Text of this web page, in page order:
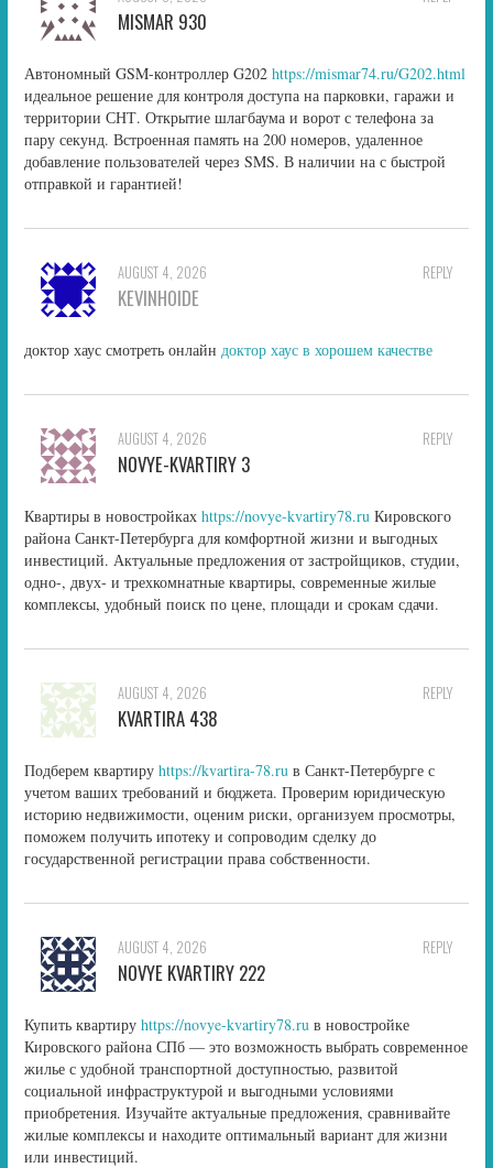
MISMAR 930
Автономный GSM-контроллер G202https://mismar74.ru/G202.html
идеальное решение для контроля доступа на парковки, гаражи и
территории СНТ. Открытие шлагбаума и ворот с телефона за
пару секунд. Встроенная память на 200 номеров, удаленное
добавление пользователей через SMS. В наличии на с быстрой
отправкой и гарантией!
REPLY
AUGUST 4, 2026
KEVINHOIDE
доктор хаус смотреть онлайндоктор хаус в хорошем качестве
REPLY
AUGUST 4, 2026
NOVYE-KVARTIRY 3
Квартиры в новостройкахhttps://novye-kvartiry78.ru Кировского
района Санкт-Петербурга для комфортной жизни и выгодных
инвестиций. Актуальные предложения от застройщиков, студии,
одно-, двух- и трехкомнатные квартиры, современные жилые
комплексы, удобный поиск по цене, площади и срокам сдачи.
REPLY
AUGUST 4, 2026
KVARTIRA 438
Подберем квартируhttps://kvartira-78.ru в Санкт-Петербурге с
учетом ваших требований и бюджета. Проверим юридическую
историю недвижимости, оценим риски, организуем просмотры,
поможем получить ипотеку и сопроводим сделку до
государственной регистрации права собственности.
REPLY
AUGUST 4, 2026
NOVYE KVARTIRY 222
Купить квартируhttps://novye-kvartiry78.ru в новостройке
Кировского района СПб — это возможность выбрать современное
жилье с удобной транспортной доступностью, развитой
социальной инфраструктурой и выгодными условиями
приобретения. Изучайте актуальные предложения, сравнивайте
жилые комплексы и находите оптимальный вариант для жизни
или инвестиций.